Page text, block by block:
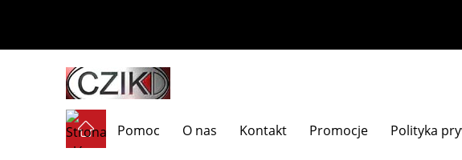
Pomoc O nas Kontakt Promocje Polityka